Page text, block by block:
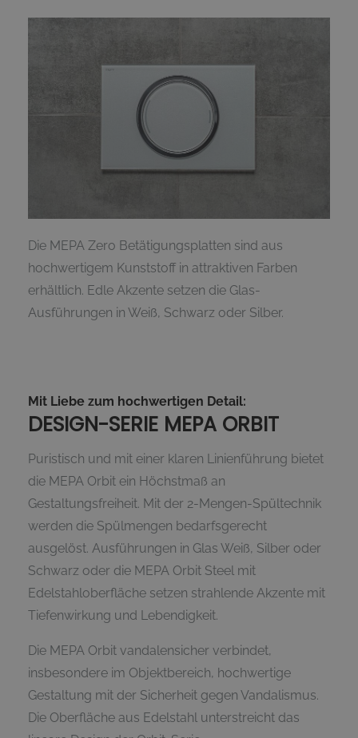
Die MEPA Zero Betätigungsplatten sind aus
hochwertigem Kunststoff in attraktiven Farben
erhältlich. Edle Akzente setzen die Glas-
Ausführungen in Weiß, Schwarz oder Silber.
Mit Liebe zum hochwertigen Detail:
DESIGN-SERIE MEPA ORBIT
Puristisch und mit einer klaren Linienführung bietet
die MEPA Orbit ein Höchstmaß an
Gestaltungsfreiheit. Mit der 2-Mengen-Spültechnik
werden die Spülmengen bedarfsgerecht
ausgelöst. Ausführungen in Glas Weiß, Silber oder
Schwarz oder die MEPA Orbit Steel mit
Edelstahloberfläche setzen strahlende Akzente mit
Tiefenwirkung und Lebendigkeit.
Die MEPA Orbit vandalensicher verbindet,
insbesondere im Objektbereich, hochwertige
Gestaltung mit der Sicherheit gegen Vandalismus.
Die Oberfläche aus Edelstahl unterstreicht das